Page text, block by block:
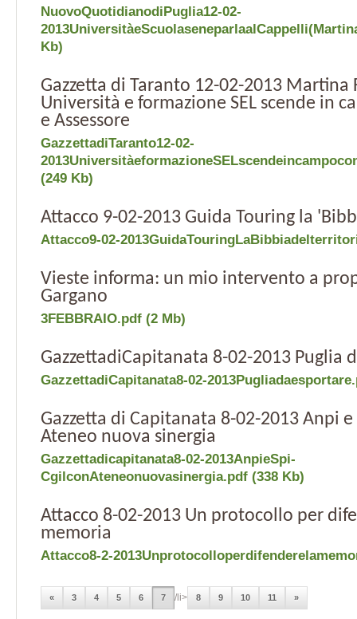
NuovoQuotidianodiPuglia12-02-
Kb)
Gazzetta di Taranto 12-02-2013 Martina
Università e formazione SEL scende in
e Assessore
GazzettadiTaranto12-02-
(249 Kb)
Attacco 9-02-2013 Guida Touring la
Attacco9-02-
Vieste informa: un mio intervento a
Gargano
3FEBBRAIO.pdf (2 Mb)
GazzettadiCapitanata 8-02-2013 Puglia
GazzettadiCapitanata8-02-
Gazzetta di Capitanata 8-02-2013 Anpi e
Ateneo nuova sinergia
Gazzettadicapitanata8-02-2013AnpieSpi-
CgilconAteneonuovasinergia.pdf (338 Kb)
Attacco 8-02-2013 Un protocollo per
memoria
Attacco8-2-
« 3 4 5 6 7 /li> 8 9 10 11 »